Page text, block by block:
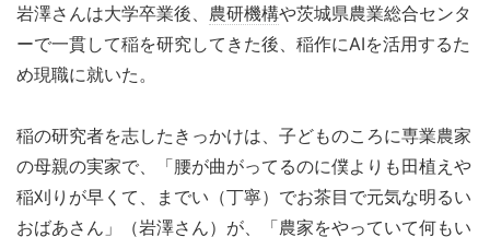
岩澤さんは大学卒業後、 農研機構や茨城県農業総合センタ
ーで一貫して稲を研究してきた後、稲作にAIを活用するた
め現職に就いた。
稲の研究者を志したきっかけは、子どものころに専業農家
の母親の実家で、「腰が曲がってるのに僕よりも田植えや
稲刈りが早くて、までい（丁寧）でお茶目で元気な明るい
おばあさん」（岩澤さん）が、「農家をやっていて何もい